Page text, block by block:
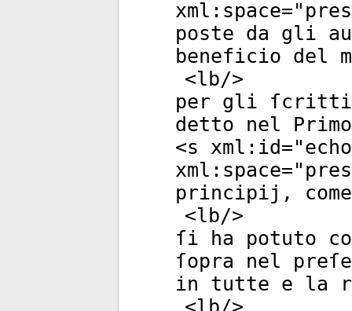
xml:space="
poste da gli
beneficio del
<lb/>
per gli ſcritti
detto nel
<s xml:id="
xml:space="
principij, come
<lb/>
ſi ha potuto
ſopra nel
in tutte e la